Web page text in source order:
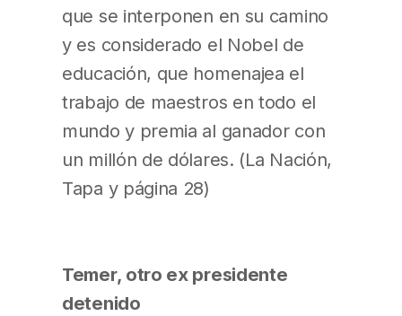
que se interponen en su camino
y es considerado el Nobel de
educación, que homenajea el
trabajo de maestros en todo el
mundo y premia al ganador con
un millón de dólares. (La Nación,
Tapa y página 28)
Temer, otro ex presidente
detenido